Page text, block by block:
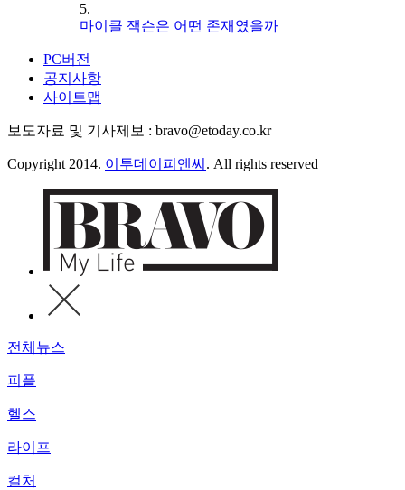
5.
마이클 잭슨은 어떤 존재였을까
PC버전
공지사항
사이트맵
보도자료 및 기사제보 : bravo@etoday.co.kr
Copyright 2014. 이투데이피엔씨 . All rights reserved
전체뉴스
피플
헬스
라이프
컬처